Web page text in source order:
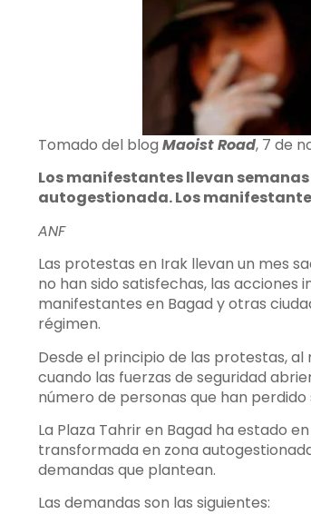
Tomado del blog Maoist Road, 7 de
Los manifestantes llevan
autogestionada. Los
ANF
Las protestas en Irak llevan un mes
no han sido satisfechas, las acciones
manifestantes en Bagad y otras
régimen.
Desde el principio de las protestas,
cuando las fuerzas de seguridad
número de personas que han
La Plaza Tahrir en Bagad ha estado
transformada en zona
demandas que plantean.
Las demandas son las siguientes: